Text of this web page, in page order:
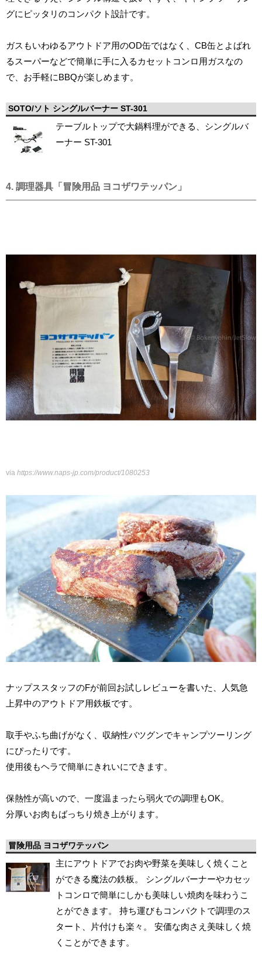
グにピッタリのコンパクト設計です。
ガスもいわゆるアウトドア用のOD缶ではなく、CB缶とよばれ
るスーパーなどで簡単に手に入るカセットコンロ用ガスなの
で、お手軽にBBQが楽しめます。
SOTO/ソト シングルバーナー ST-301
テーブルトップで大鍋料理ができる、シングルバ
ーナー ST-301
4. 調理器具「冒険用品 ヨコザワテッパン」
via https://www.naps-jp.com/product/1080253
ナップススタッフのFが前回お試しレビューを書いた、人気急
上昇中のアウトドア用鉄板です。
取手やふち曲げがなく、収納性バツグンでキャンプツーリング
にぴったりです。
使用後もヘラで簡単にきれいにできます。
保熱性が高いので、一度温まったら弱火での調理もOK。
分厚いお肉もばっちり焼き上がります。
冒険用品 ヨコザワテッパン
主にアウトドアでお肉や野菜を美味しく焼くこと
ができる魔法の鉄板。 シングルバーナーやカセッ
トコンロで簡単にしかも美味しい焼肉を味わうこ
とができます。 持ち運びもコンパクトで調理のス
タート、片付けも楽々。 安価な肉さえ美味しく焼
くことができます。